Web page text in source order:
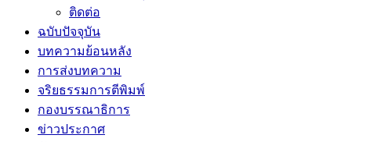
ติดต่อ
ฉบับปัจจุบัน
บทความย้อนหลัง
การส่งบทความ
จริยธรรมการตีพิมพ์
กองบรรณาธิการ
ข่าวประกาศ